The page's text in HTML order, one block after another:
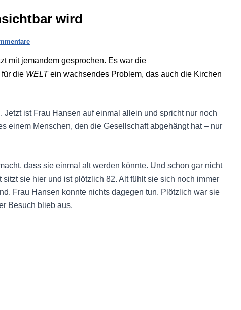
wird
mit jemandem gesprochen. Es war die
die WELTein wachsendes Problem, das auch die Kirchen
ist Frau Hansen auf einmal allein und spricht nur noch
einem Menschen, den die Gesellschaft abgehängt hat – nur
dass sie einmal alt werden könnte. Und schon gar nicht
sie hier und ist plötzlich 82. Alt fühlt sie sich noch immer
Frau Hansen konnte nichts dagegen tun. Plötzlich war sie
Besuch blieb aus.